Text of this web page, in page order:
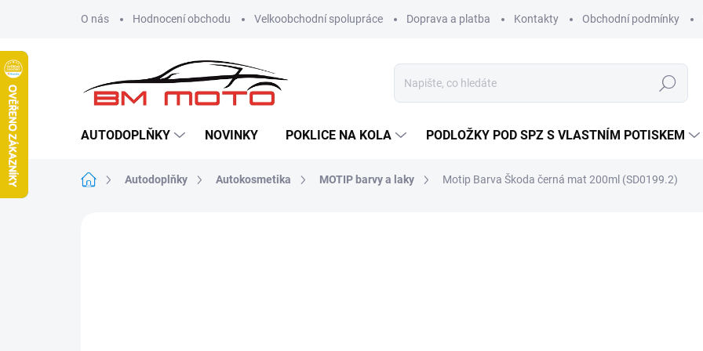
O nás Hodnocení obchodu Velkoobchodní spolupráce Doprava a platba Kontakty Obchodní podmínky
Hledat
AUTODOPLŇKY NOVINKY POKLICE NA KOLA PODLOŽKY POD SPZ S VLASTNÍM POTISKEM
Domů Autodoplňky Autokosmetika MOTIP barvy a laky Motip Barva Škoda černá mat 200ml (SD0199.2)